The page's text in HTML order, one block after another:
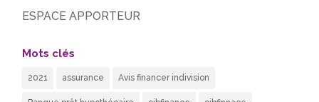
ESPACE APPORTEUR
Mots clés
2021 assurance Avis financer indivision